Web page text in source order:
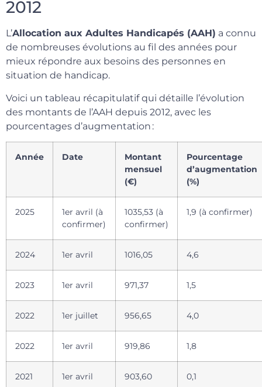
2012
L’Allocation aux Adultes Handicapés (AAH) a connu
de nombreuses évolutions au fil des années pour
mieux répondre aux besoins des personnes en
situation de handicap.
Voici un tableau récapitulatif qui détaille l’évolution
des montants de l’AAH depuis 2012, avec les
pourcentages d’augmentation :
Année Date
Montant
mensuel
(€)
Pourcentage
d’augmentation
(%)
2025
1er avril (à
confirmer)
1035,53 (à
confirmer)
1,9 (à confirmer)
2024 1er avril 1016,05 4,6
2023 1er avril 971,37 1,5
2022 1er juillet 956,65 4,0
2022 1er avril 919,86 1,8
2021 1er avril 903,60 0,1